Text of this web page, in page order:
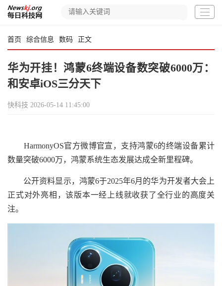
首页 综合信息 数码 正文
华为开挂！鸿蒙6终端设备数突破6000万：
和安卓iOS三分天下
快科技 2026-05-14 11:45:00
HarmonyOS官方微博官宣，支持鸿蒙6的终端设备累计
数量突破6000万，鸿蒙系统生态发展达成全新里程碑。
公开资料显示，鸿蒙6于2025年6月的华为开发者大会上
正式对外亮相，该版本一经上线就收获了全行业的高度关
注。